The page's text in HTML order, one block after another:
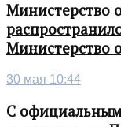
Министерство
Министерство
30 мая 10:44
С